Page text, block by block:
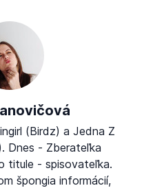
(Birdz) a Jedna Z
Dnes - Zberateľka
titule - spisovateľka.
špongia informácií,